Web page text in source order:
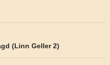
(Linn Geller 2)